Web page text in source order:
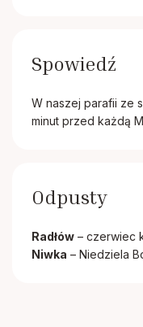
Spowiedź
W naszej parafii ze
minut przed każdą
Odpusty
Radłów – czerwiec
Niwka – Niedziela